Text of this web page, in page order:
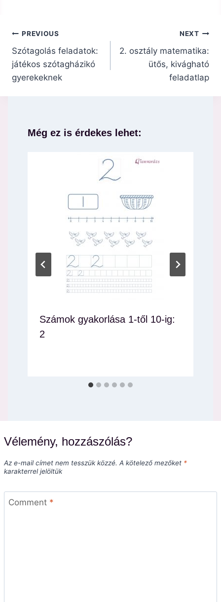
Bejegyzés
navigáció
PREVIOUS
Szótagolás feladatok:
játékos szótagházikó
gyerekeknek
NEXT
2. osztály matematika:
ütős, kivágható
feladatlap
Még ez is érdekes lehet:
Számok gyakorlása 1-től 10-ig:
2
Vélemény, hozzászólás?
Az e-mail címet nem tesszük közzé. A kötelező mezőket *
karakterrel jelöltük
Comment *